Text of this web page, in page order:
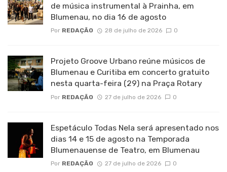
de música instrumental à Prainha, em
Blumenau, no dia 16 de agosto
Por REDAÇÃO 28 de julho de 2026 0
Projeto Groove Urbano reúne músicos de
Blumenau e Curitiba em concerto gratuito
nesta quarta-feira (29) na Praça Rotary
Por REDAÇÃO 27 de julho de 2026 0
Espetáculo Todas Nela será apresentado nos
dias 14 e 15 de agosto na Temporada
Blumenauense de Teatro, em Blumenau
Por REDAÇÃO 27 de julho de 2026 0